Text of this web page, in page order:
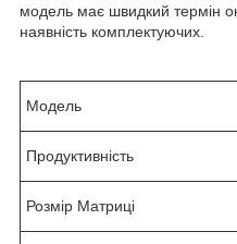
модель має швидкий термін
наявність комплектуючих.
Модель
Продуктивність
Розмір Матриці